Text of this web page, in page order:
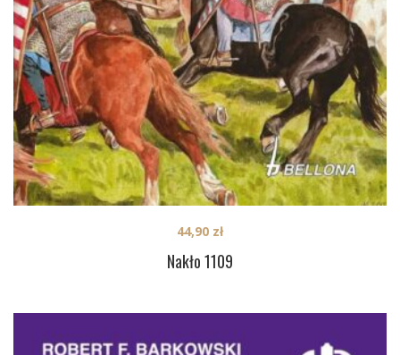
Nakło 1109
44,90 zł